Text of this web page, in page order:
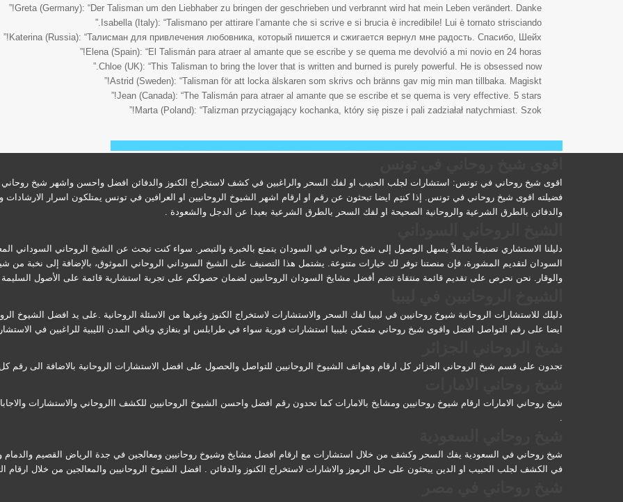
Greta (Germany): “Der Talisman um den Liebhaber zu bringen der geschrieben und verbrannt wird hat mein Leben verändert. Danke!”
Isabella (Italy): “Talismano per attirare l’amante che si scrive e si brucia è incredibile! Lui è tornato strisciando.”
Katerina (Russia): “Талисман для привлечения любовника, который пишется и сжигается вернул мне радость. Спасибо, Шейх!”
Elena (Spain): “El Talismán para atraer al amante que se escribe y se quema me devolvió a mi novio en 24 horas!”
Chloe (UK): “This Talisman to bring the lover that is written and burned is purely powerful. He is obsessed now.”
Astrid (Sweden): “Talisman för att locka älskaren som skrivs och bränns gav mig min man tillbaka. Magiskt!”
Jean (Canada): “The Talismán para atraer al amante que se escribe et se quema is very effective. 5 stars!”
Marta (Poland): “Talizman przyciągający kochanka, który się pisze i pali zadziałał natychmiast. Szok!”
اقوى شيخ روحاني في تونس: استشارات لجلب الحبيب او لفك السحر والراغبين في كشف لاستخراج الكنوز والدفائن افضل واحسن واشهر شيخ روحاني
فضيلته اقوى شيخ روحاني في تونس. إذا كنتِم ايضا تبحثون عن رقم او ارقام اشهر الشيوخ الروحانيين او العرافين في تونس يمتلكون اسرار
والدفائن بالطرق الشرعية والروحانية الصحيحة او لفك السحر بالطرق الشرعية بعيدا عن الدجل والشعودة .
دليلنا الاستشاري تصنيفاً شاملاً يسهل الوصول إلى شيخ روحاني في السودان يتمتع بالخبرة والتبصر. سواء كنت تبحث عن الشيخ الروحاني السوداني
السودان لتقديم المشورة، فإن منصتنا توفر لك خيارات متنوعة. يشتمل هذا التصنيف على الشيخ السوداني الروحاني الموثوق، بالإضافة إلى نخبة من
والوقار. نحن نحرص على تقديم قائمة منتقاة تضم أفضل مشايخ السودان الروحانيين لضمان حصولكم على تجربة استشارية قائمة على الأصول السليمة
دليلك للاستشارات الروحانية شيوخ روحانيين في ليبيا لفك السحر والاستشارات لاستخراج الكنوز وغيرها من الاسئلة الروحانية .على يد افضل الشيوخ
ايضا على رقم التواصل افضل واقوى شيخ روحاني متمكن بليبيا استشارات فورية سواء في طرابلس او بنغازي وباقي المدن الليبية للراغبين في
تجدون على قسم شيخ الروحاني الجزائر كل ارقام وهواتف الشيوخ الروحانيين للتواصل والحصول على افضل الاستشارات الروحانية بالاضافة الى رقم
شيخ روحاني الامارات ارقام شيوخ روحانيين ومشايخ بالامارات كما تحدون رقم افضل واحسن الشيوخ الروحانيين للكشف االروحاني والاستشارات
شيخ روحاني في السعودية يفك السحر وكشف من خلال استشارات مع ارقام افضل مشايخ وشيوخ روحانيين ومعالجين في جدة الرياض القصيم والدمام
في الكشف لجلب الحبيب او الدين يبحثون على حل الرموز والاشارات لاستخراج الكنوز والدفائن . افضل الشيوخ الروحانيين والمعالجين من خلال ارقام